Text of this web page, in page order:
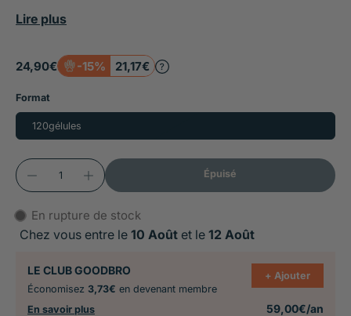
intestinale
Particulièrement recommandé en cas de prise
d'antibiotiques pour restaurer la flore détruite et en
cas de changement d'alimentation pour limiter les
troubles digestifs de transition
Lire plus
24,90€ -15% 21,17€
Format
120gélules
Épuisé
En rupture de stock
Chez vous entre le 10 Août et le 12 Août
LE CLUB GOODBRO
Économisez 3,73€ en devenant membre
En savoir plus
+ Ajouter
59,00€/an